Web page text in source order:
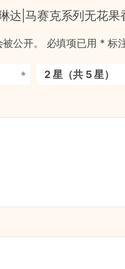
达|马赛克系列无花
公开。 必填项已用 * 标
2 星（共 5 星）